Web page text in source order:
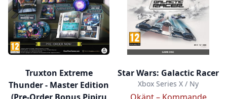
Truxton Extreme
Thunder - Master Edition
Star Wars: Galactic Racer
Xbox Series X / Ny